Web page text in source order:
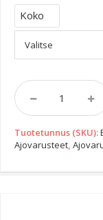
Koko
IXS
JEANS
AR
CLARKSON,
Tuotetunnus (SKU):
Ajovarusteet,